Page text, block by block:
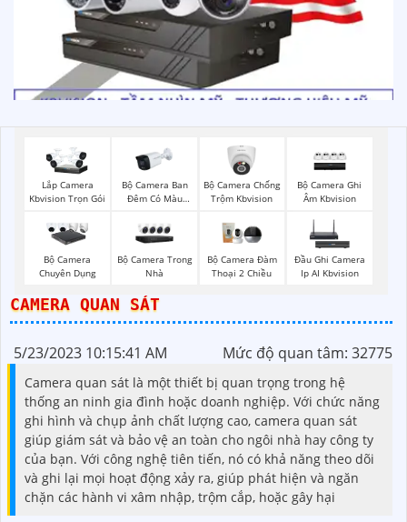
Lắp Camera
Kbvision Trọn Gói
Bộ Camera Ban
Đêm Có Màu
Bộ Camera Chống
Trộm Kbvision
Bộ Camera Ghi
Âm Kbvision
Bộ Camera
Chuyên Dụng
Bộ Camera Trong
Nhà
Bộ Camera Đàm
Thoại 2 Chiều
Đầu Ghi Camera
Ip AI Kbvision
CAMERA QUAN SÁT
5/23/2023 10:15:41 AM Mức độ quan tâm: 32775
Camera quan sát là một thiết bị quan trọng trong hệ
thống an ninh gia đình hoặc doanh nghiệp. Với chức năng
ghi hình và chụp ảnh chất lượng cao, camera quan sát
giúp giám sát và bảo vệ an toàn cho ngôi nhà hay công ty
của bạn. Với công nghệ tiên tiến, nó có khả năng theo dõi
và ghi lại mọi hoạt động xảy ra, giúp phát hiện và ngăn
chặn các hành vi xâm nhập, trộm cắp, hoặc gây hại